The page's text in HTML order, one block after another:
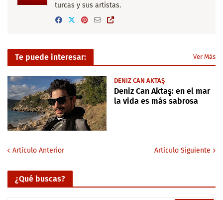
turcas y sus artistas.
Te puede interesar: Ver Más
DENIZ CAN AKTAŞ
Deniz Can Aktaş: en el mar
la vida es más sabrosa
Artículo Anterior Artículo Siguiente
¿Qué buscas?